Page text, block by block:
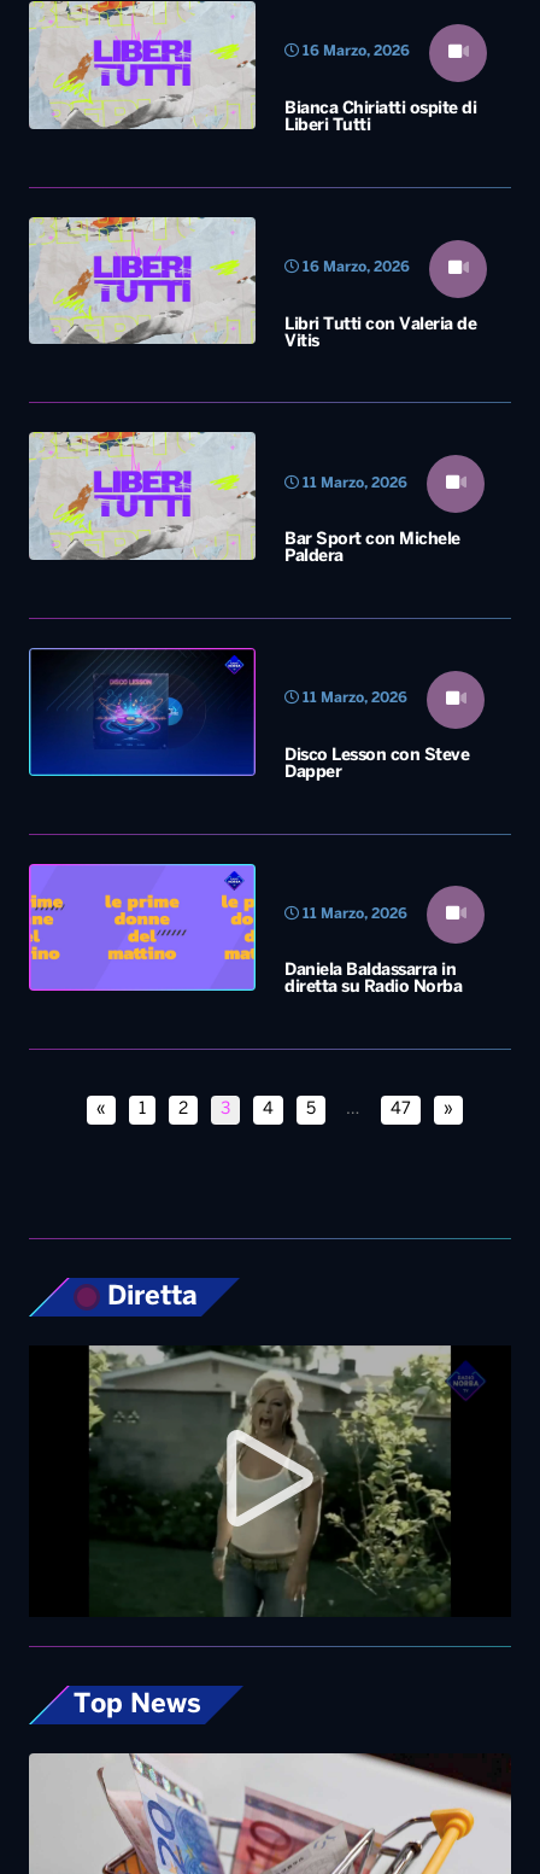
16 Marzo, 2026
Bianca Chiriatti ospite di
Liberi Tutti
16 Marzo, 2026
Libri Tutti con Valeria de
Vitis
11 Marzo, 2026
Bar Sport con Michele
Paldera
11 Marzo, 2026
Disco Lesson con Steve
Dapper
11 Marzo, 2026
Daniela Baldassarra in
diretta su Radio Norba
« 1 2 3 4 5 … 47 »
Diretta
Top News